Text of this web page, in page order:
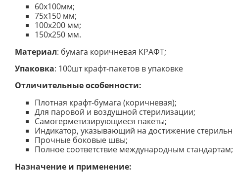
60х100мм;
75х150 мм;
100х200 мм;
150х250 мм.
Материал: бумага коричневая КРАФТ;
Упаковка: 100шт крафт-пакетов в упаковке
Отличительные особенности:
Плотная крафт-бумага (коричневая);
Для паровой и воздушной стерилизации;
Самогерметизирующиеся пакеты;
Индикатор, указывающий на достижение
Прочные боковые швы;
Полное соответствие международным стандартам;
Назначение и применение: